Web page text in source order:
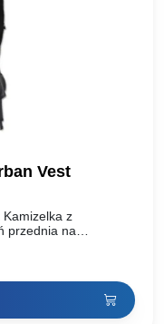
Vest
Kamizelka z
przednia na
na wędki…